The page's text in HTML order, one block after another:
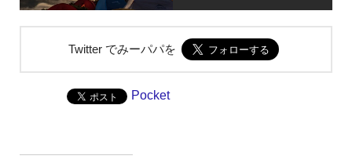
Twitter でみーパパを
Pocket